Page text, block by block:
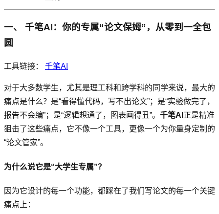
一、 千笔AI：你的专属“论文保姆”，从零到一全包
圆
工具链接： 千笔AI
对于大多数学生，尤其是理工科和跨学科的同学来说，最大的
痛点是什么？是“看得懂代码，写不出论文”；是“实验做完了，
报告不会编”；是“逻辑想通了，图表画得丑”。 千笔AI 正是精准
狙击了这些痛点，它不像一个工具，更像一个为你量身定制的
“论文管家”。
为什么说它是“大学生专属”？
因为它设计的每一个功能，都踩在了我们写论文的每一个关键
痛点上：